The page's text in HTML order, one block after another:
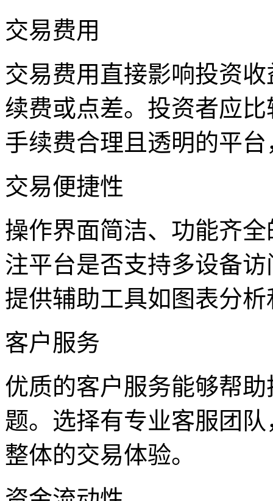
交易费用
交易费用直接影响投资
续费或点差。投资者应
手续费合理且透明的平
交易便捷性
操作界面简洁、功能齐
注平台是否支持多设备
提供辅助工具如图表分
客户服务
优质的客户服务能够帮
题。选择有专业客服团
整体的交易体验。